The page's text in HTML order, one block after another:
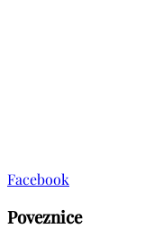
Facebook
Poveznice